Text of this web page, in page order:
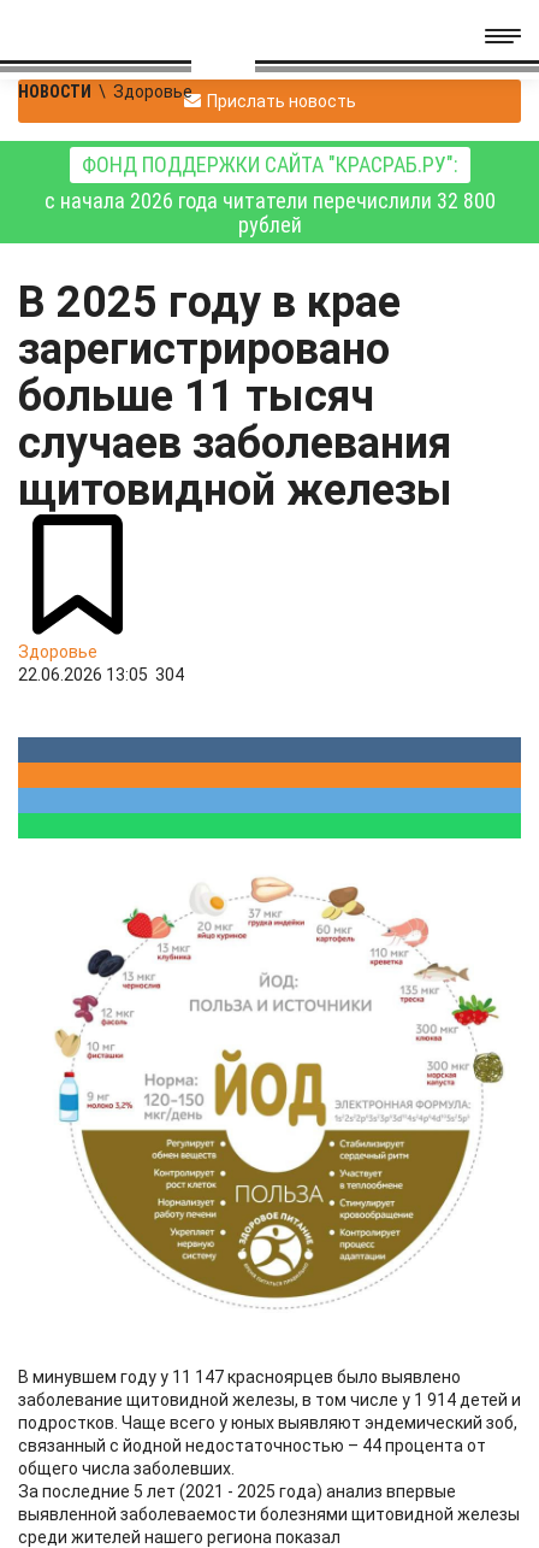
НОВОСТИ \ Здоровье Прислать новость
ФОНД ПОДДЕРЖКИ САЙТА "КРАСРАБ.РУ":
с начала 2026 года читатели перечислили 32 800
рублей
В 2025 году в крае
зарегистрировано
больше 11 тысяч
случаев заболевания
щитовидной железы
Здоровье
22.06.2026 13:05 304
В минувшем году у 11 147 красноярцев было выявлено
заболевание щитовидной железы, в том числе у 1 914 детей и
подростков. Чаще всего у юных выявляют эндемический зоб,
связанный с йодной недостаточностью – 44 процента от
общего числа заболевших.
За последние 5 лет (2021 - 2025 года) анализ впервые
выявленной заболеваемости болезнями щитовидной железы
среди жителей нашего региона показал